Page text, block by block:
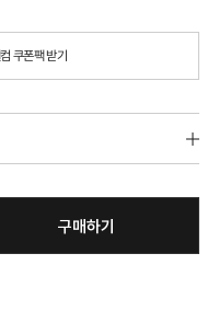
쿠폰팩 받기
구매하기